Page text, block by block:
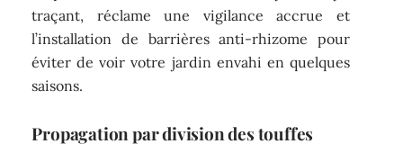
traçant, réclame une vigilance accrue et
l’installation de barrières anti-rhizome pour
éviter de voir votre jardin envahi en quelques
saisons.
Propagation par division des touffes